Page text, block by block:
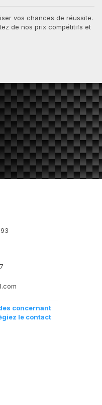
vos chances de réussite.
de nos prix compétitifs et
concernant
le contact